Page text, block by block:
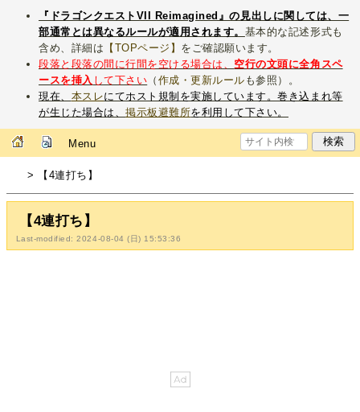
『ドラゴンクエストVII Reimagined』の見出しに関しては、一
部通常とは異なるルールが適用されます。 基本的な記述形式も
含め、詳細は 【TOPページ】 をご確認願います。
段落と段落の間に行間を空ける場合は、 空行の文頭に全角スペ
ースを挿入 して下さい （ 作成・更新ルール も参照）。
現在、 本スレにてホスト規制を実施しています。巻き込まれ等
が生じた場合は、掲示板避難所を利用して下さい。
Menu
> 【4連打ち】
【4連打ち】
Last-modified: 2024-08-04 (日) 15:53:36